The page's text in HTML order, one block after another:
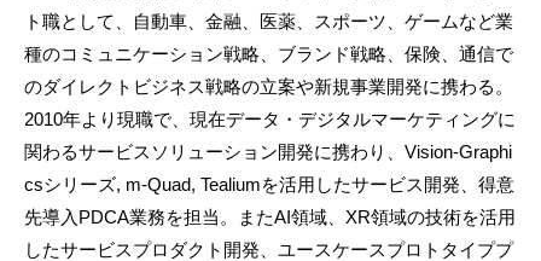
ト職として、自動車、金融、医薬、スポーツ、ゲームなど業
種のコミュニケーション戦略、ブランド戦略、保険、通信で
のダイレクトビジネス戦略の立案や新規事業開発に携わる。
2010年より現職で、現在データ・デジタルマーケティングに
関わるサービスソリューション開発に携わり、Vision-Graphi
csシリーズ, m-Quad, Tealiumを活用したサービス開発、得意
先導入PDCA業務を担当。またAI領域、XR領域の技術を活用
したサービスプロダクト開発、ユースケースプロトタイププ